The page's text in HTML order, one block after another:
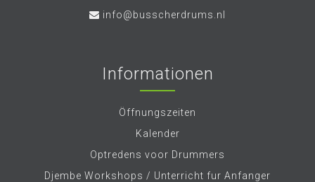
info@busscherdrums.nl
Informationen
Öffnungszeiten
Kalender
Optredens voor Drummers
Djembe Workshops / Unterricht fur Anfanger